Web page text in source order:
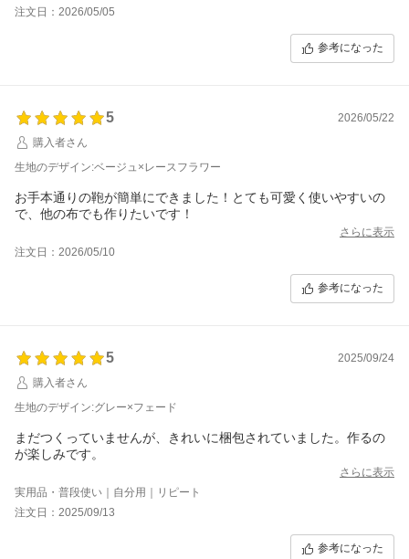
注文日：2026/05/05
参考になった
5
2026/05/22
購入者さん
生地のデザイン:ベージュ×レースフラワー
お手本通りの鞄が簡単にできました！とても可愛く使いやすいの
で、他の布でも作りたいです！
さらに表示
注文日：2026/05/10
参考になった
5
2025/09/24
購入者さん
生地のデザイン:グレー×フェード
まだつくっていませんが、きれいに梱包されていました。作るの
が楽しみです。
さらに表示
実用品・普段使い｜自分用｜リピート
注文日：2025/09/13
参考になった